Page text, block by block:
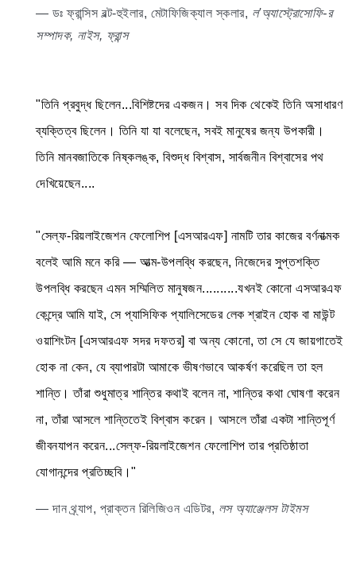
— ডঃ ফ্রান্সিস রল্ট-হুইলার, মেটাফিজিক্যাল স্কলার, ল'অ্যাস্ট্রোসোফি-র
সম্পাদক, নাইস, ফ্রান্স
"তিনি প্রবুদ্ধ ছিলেন...বিশিষ্টদের একজন। সব দিক থেকেই তিনি অসাধারণ
ব্যক্তিত্ব ছিলেন। তিনি যা যা বলেছেন, সবই মানুষের জন্য উপকারী।
তিনি মানবজাতিকে নিষ্কলঙ্ক, বিশুদ্ধ বিশ্বাস, সার্বজনীন বিশ্বাসের পথ
দেখিয়েছেন....
"সেল্ফ-রিয়লাইজেশন ফেলোশিপ [এসআরএফ] নামটি তার কাজের বর্ণনাত্মক
বলেই আমি মনে করি — আত্ম-উপলব্ধি করছেন, নিজেদের সুপ্তশক্তি
উপলব্ধি করছেন এমন সম্মিলিত মানুষজন..........যখনই কোনো এসআরএফ
কেন্দ্রে আমি যাই, সে প্যাসিফিক প্যালিসেডের লেক শ্রাইন হোক বা মাউন্ট
ওয়াশিংটন [এসআরএফ সদর দফতর] বা অন্য কোনো, তা সে যে জায়গাতেই
হোক না কেন, যে ব্যাপারটা আমাকে ভীষণভাবে আকর্ষণ করেছিল তা হল
শান্তি। তাঁরা শুধুমাত্র শান্তির কথাই বলেন না, শান্তির কথা ঘোষণা করেন
না, তাঁরা আসলে শান্তিতেই বিশ্বাস করেন। আসলে তাঁরা একটা শান্তিপূর্ণ
জীবনযাপন করেন...সেল্ফ-রিয়লাইজেশন ফেলোশিপ তার প্রতিষ্ঠাতা
যোগানন্দের প্রতিচ্ছবি।"
— দান থ্র্যাপ, প্রাক্তন রিলিজিওন এডিটর, লস অ্যাঞ্জেলস টাইমস